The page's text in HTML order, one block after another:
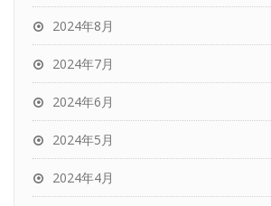
2024年8月
2024年7月
2024年6月
2024年5月
2024年4月